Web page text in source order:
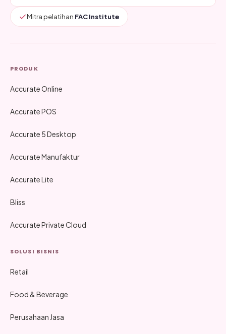
Mitra pelatihan FAC Institute
PRODUK
Accurate Online
Accurate POS
Accurate 5 Desktop
Accurate Manufaktur
Accurate Lite
Bliss
Accurate Private Cloud
SOLUSI BISNIS
Retail
Food & Beverage
Perusahaan Jasa